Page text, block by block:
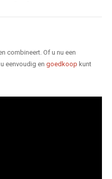
combineert. Of u nu een
eenvoudig en goedkoop kunt